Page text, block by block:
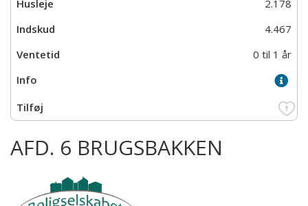
2.178
4.467
0 til 1 år
AFD. 6 BRUGSBAKKEN